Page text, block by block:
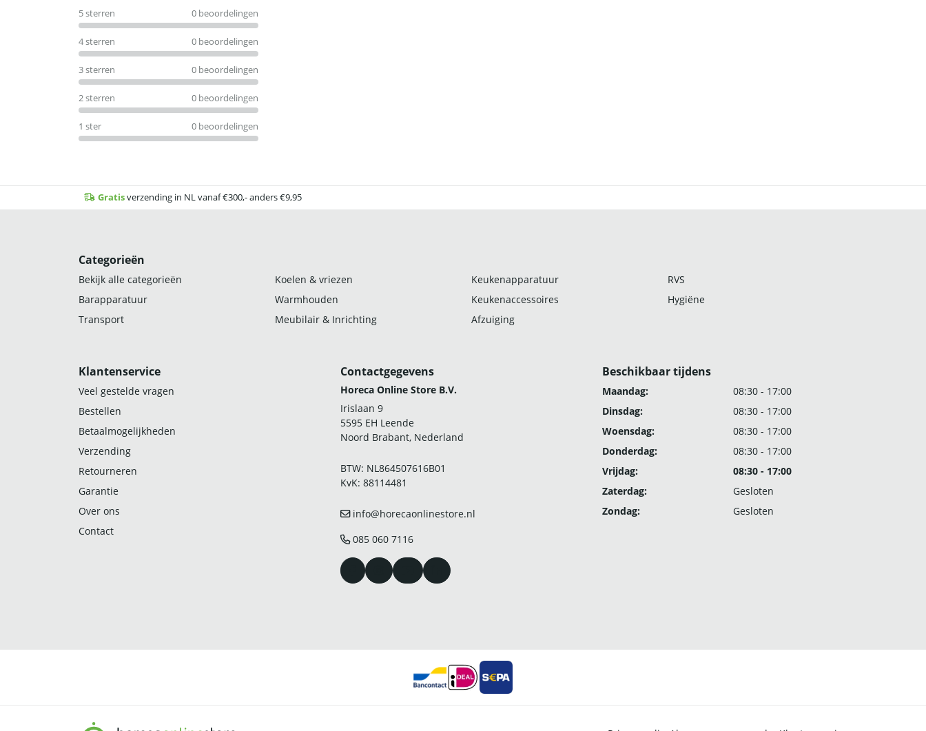
uit
5
5 sterren 0 beoordelingen
4 sterren 0 beoordelingen
3 sterren 0 beoordelingen
2 sterren 0 beoordelingen
1 ster 0 beoordelingen
Gratisverzending in NL vanaf €300,- anders €9,95
Categorieën
Bekijk alle categorieën Koelen & vriezen Keukenapparatuur
RVS
Barapparatuur
Warmhouden Keukenaccessoires
Hygiëne
Transport
Meubilair & Inrichting Afzuiging
Klantenservice
Veel gestelde vragen
Bestellen
Betaalmogelijkheden
Verzending
Retourneren
Garantie
Over ons
Contact
Contactgegevens
Horeca Online Store B.V.
Irislaan 9
5595 EH Leende
Noord Brabant, Nederland
BTW: NL864507616B01
KvK: 88114481
info@horecaonlinestore.nl
085 060 7116
Beschikbaar tijdens
Maandag:
08:30 - 17:00
Dinsdag:
08:30 - 17:00
Woensdag:
08:30 - 17:00
Donderdag:
08:30 - 17:00
Vrijdag:
08:30 - 17:00
Zaterdag:
Gesloten
Zondag:
Gesloten